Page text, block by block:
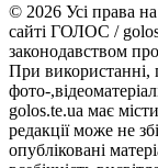
© 2026 Усі права
сайті ГОЛОС /
законодавством
При використанні,
фото-
golos.te.ua має
редакції може не
опубліковані